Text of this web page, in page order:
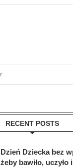
RECENT POSTS
Dzień Dziecka bez
żeby bawiło, uczyło